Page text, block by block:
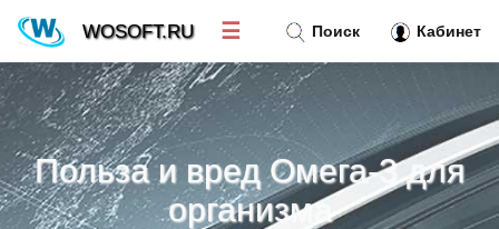
Польза и вред Омега-3 для
организма
Поиск Кабинет
WOSOFT.RU ☰
Новости»
Тренд новостей»